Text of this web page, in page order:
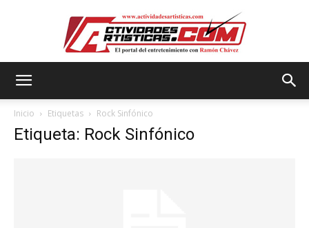
Inicio Etiquetas Rock Sinfónico
Etiqueta: Rock Sinfónico